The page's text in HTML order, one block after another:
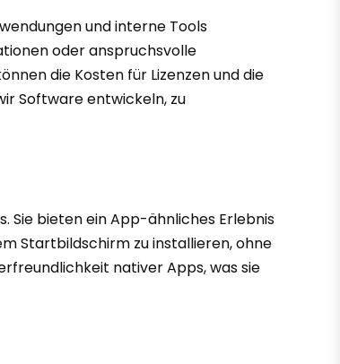
und interne Tools
oder anspruchsvolle
die Kosten für Lizenzen und die
Software entwickeln, zu
Sie bieten ein App-ähnliches Erlebnis
Startbildschirm zu installieren, ohne
nativer Apps, was sie